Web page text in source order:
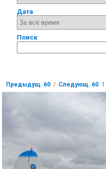
Дата
Поиск
Предыдущ. 60 / Следующ. 60 1